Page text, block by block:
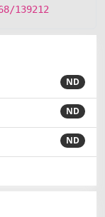
139212
ND
ND
ND